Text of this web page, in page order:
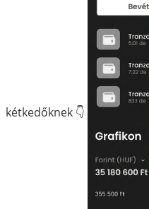
kétkedőknek 👇